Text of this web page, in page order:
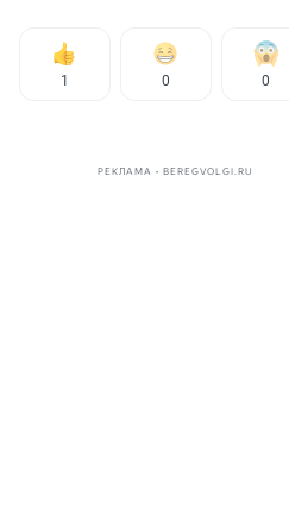
1 0 0
РЕКЛАМА • BEREGVOLGI.RU